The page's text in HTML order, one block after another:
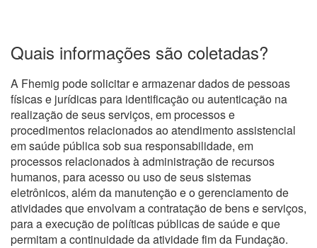
Quais informações são coletadas?
A Fhemig pode solicitar e armazenar dados de pessoas
físicas e jurídicas para identificação ou autenticação na
realização de seus serviços, em processos e
procedimentos relacionados ao atendimento assistencial
em saúde pública sob sua responsabilidade, em
processos relacionados à administração de recursos
humanos, para acesso ou uso de seus sistemas
eletrônicos, além da manutenção e o gerenciamento de
atividades que envolvam a contratação de bens e serviços,
para a execução de políticas públicas de saúde e que
permitam a continuidade da atividade fim da Fundação.